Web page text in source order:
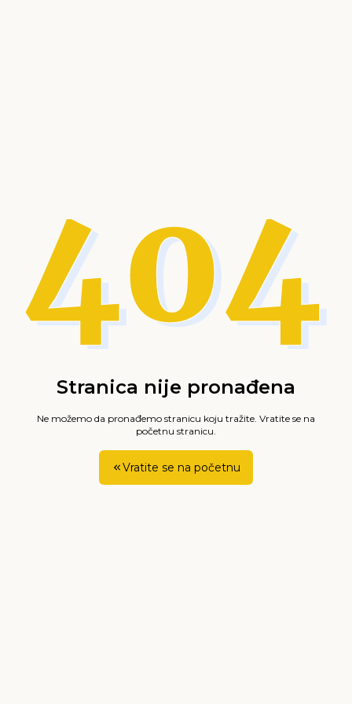
Stranica nije pronađena
Ne možemo da pronađemo stranicu koju tražite. Vratite se na
početnu stranicu.
Vratite se na početnu